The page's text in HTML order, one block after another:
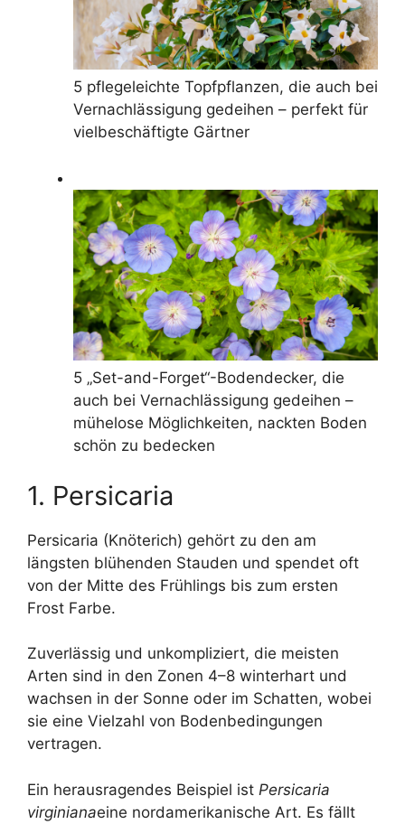
5 pflegeleichte Topfpflanzen, die auch bei
Vernachlässigung gedeihen – perfekt für
vielbeschäftigte Gärtner
5 „Set-and-Forget“-Bodendecker, die
auch bei Vernachlässigung gedeihen –
mühelose Möglichkeiten, nackten Boden
schön zu bedecken
1. Persicaria
Persicaria (Knöterich) gehört zu den am
längsten blühenden Stauden und spendet oft
von der Mitte des Frühlings bis zum ersten
Frost Farbe.
Zuverlässig und unkompliziert, die meisten
Arten sind in den Zonen 4–8 winterhart und
wachsen in der Sonne oder im Schatten, wobei
sie eine Vielzahl von Bodenbedingungen
vertragen.
Ein herausragendes Beispiel ist Persicaria
virginianaeine nordamerikanische Art. Es fällt